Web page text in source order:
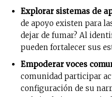
Explorar sistemas de
de apoyo existen para
dejar de fumar? Al
pueden fortalecer sus
Empoderar voces
comunidad participar
configuración de su